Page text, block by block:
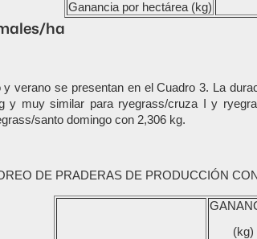
Ganancia por hectárea (kg)
ha
y verano se presentan en el Cuadro 3. La
y muy similar para ryegrass/cruza I y
santo domingo con 2,306 kg.
DE PRADERAS DE PRODUCCIÓN
(kg)